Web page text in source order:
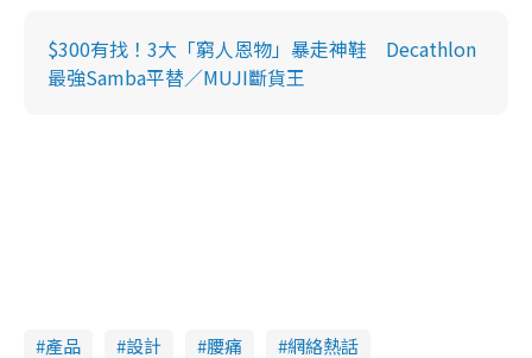
$300有找！3大「窮人恩物」暴走神鞋 Decathlon
最強Samba平替／MUJI斷貨王
產品 設計 腰痛 網絡熱話